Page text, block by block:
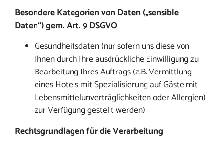
Besondere Kategorien von Daten („sensible
Daten“) gem. Art. 9 DSGVO
Gesundheitsdaten (nur sofern uns diese von
Ihnen durch Ihre ausdrückliche Einwilligung zu
Bearbeitung Ihres Auftrags (z.B. Vermittlung
eines Hotels mit Spezialisierung auf Gäste mit
Lebensmittelunverträglichkeiten oder Allergien)
zur Verfügung gestellt werden)
Rechtsgrundlagen für die Verarbeitung